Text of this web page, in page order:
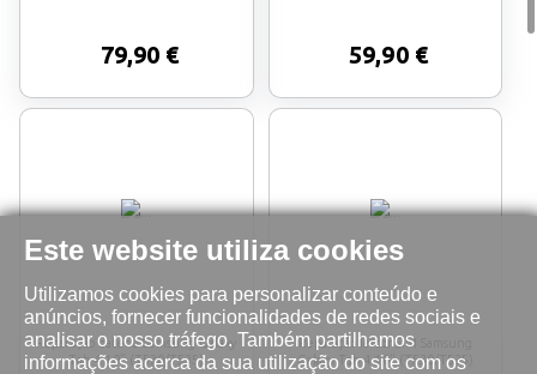
Este website utiliza cookies
Utilizamos cookies para personalizar conteúdo e
anúncios, fornecer funcionalidades de redes sociais e
analisar o nosso tráfego. Também partilhamos
informações acerca da sua utilização do site com os
79,90 € 59,90 €
Reparação bateria Samsung Galaxy
Tab 4 10" (T530/T535)
Reparação leitor SIM Samsung
Galaxy Tab 4 10" (T530/T535)